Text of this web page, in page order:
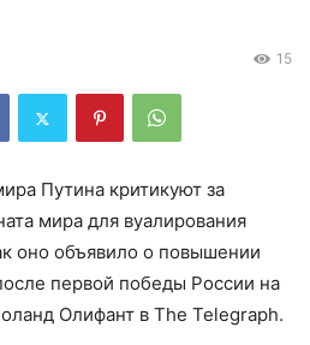
15
Путина критикуют за
мира для вуалирования
оно объявило о повышении
первой победы России на
Олифант в The Telegraph.